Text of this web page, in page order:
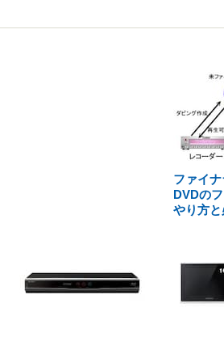
ファイ
DVDの
やり方